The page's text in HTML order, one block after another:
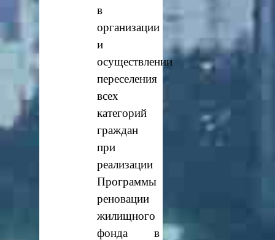
в
организации
и
осуществлении
переселения
всех
категорий
граждан
при
реализации
Программы
реновации
жилищного
фонда в